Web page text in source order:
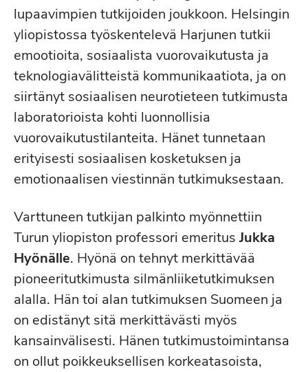
lupaavimpien tutkijoiden joukkoon. Helsingin
yliopistossa työskentelevä Harjunen tutkii
emootioita, sosiaalista vuorovaikutusta ja
teknologiavälitteistä kommunikaatiota, ja on
siirtänyt sosiaalisen neurotieteen tutkimusta
laboratorioista kohti luonnollisia
vuorovaikutustilanteita. Hänet tunnetaan
erityisesti sosiaalisen kosketuksen ja
emotionaalisen viestinnän tutkimuksestaan.
Varttuneen tutkijan palkinto myönnettiin
Turun yliopiston professori emeritus Jukka
Hyönälle. Hyönä on tehnyt merkittävää
pioneeritutkimusta silmänliiketutkimuksen
alalla. Hän toi alan tutkimuksen Suomeen ja
on edistänyt sitä merkittävästi myös
kansainvälisesti. Hänen tutkimustoimintansa
on ollut poikkeuksellisen korkeatasoista,